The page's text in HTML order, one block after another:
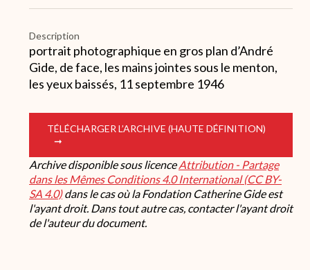
Description
portrait photographique en gros plan d’André
Gide, de face, les mains jointes sous le menton,
les yeux baissés, 11 septembre 1946
TÉLÉCHARGER L’ARCHIVE (HAUTE DÉFINITION)
Archive disponible sous licenceAttribution - Partage
dans les Mêmes Conditions 4.0 International (CC BY-
SA 4.0)dans le cas où la Fondation Catherine Gide est
l'ayant droit. Dans tout autre cas, contacter l'ayant droit
de l'auteur du document.